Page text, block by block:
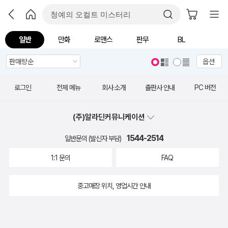
일반 만화 로맨스 판무 BL
옵션
로그인 전체 메뉴 회사 소개 출판사 안내 PC 버전
(주)알라딘커뮤니케이션
일반문의 (발신자 부담) 1544-2514
1:1 문의 FAQ
중고매장 위치, 영업시간 안내